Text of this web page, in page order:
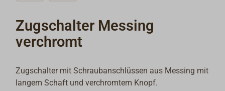
Zugschalter Messing
verchromt
Zugschalter mit Schraubanschlüssen aus Messing mit
langem Schaft und verchromtem Knopf.